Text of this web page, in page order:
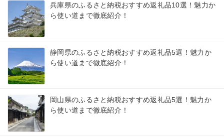
兵庫県のふるさと納税おすすめ返礼品10選！魅力か
ら使い道まで徹底紹介！
静岡県のふるさと納税おすすめ返礼品5選！魅力か
ら使い道まで徹底紹介！
岡山県のふるさと納税おすすめ返礼品5選！魅力か
ら使い道まで徹底紹介！